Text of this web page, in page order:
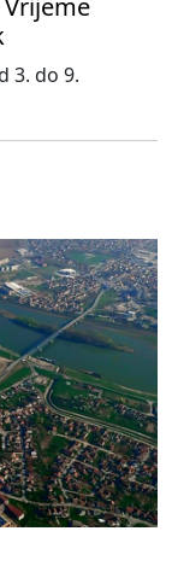
3. do 9.